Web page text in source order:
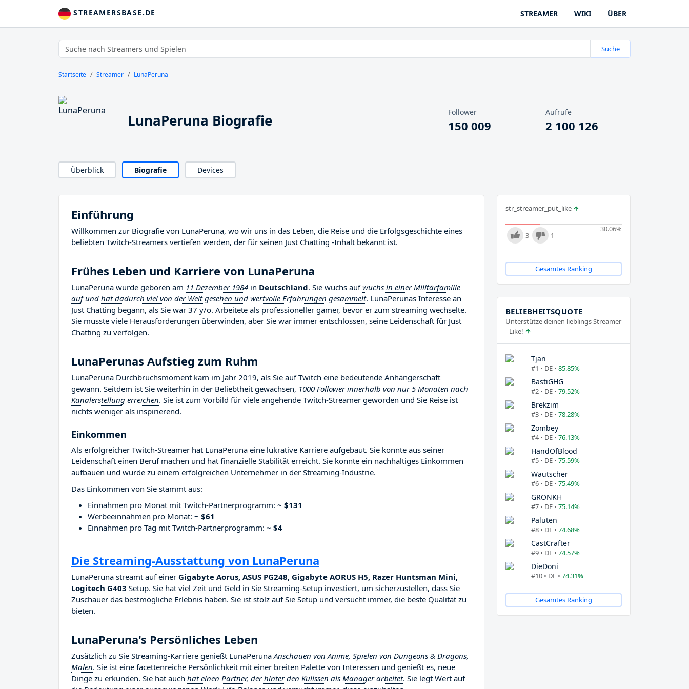
STREAMERSBASE.DE STREAMER WIKI ÜBER
Suche
Startseite Streamer LunaPeruna
LunaPeruna Biografie Follower
150 009
Aufrufe
2 100 126
Überblick Biografie Devices
Einführung
Willkommen zur Biografie von LunaPeruna, wo wir uns in das Leben, die Reise und die Erfolgsgeschichte eines
beliebten Twitch-Streamers vertiefen werden, der für seinen Just Chatting -Inhalt bekannt ist.
Frühes Leben und Karriere von LunaPeruna
LunaPeruna wurde geboren am 11 Dezember 1984 in Deutschland. Sie wuchs aufwuchs in einer Militärfamilie
auf und hat dadurch viel von der Welt gesehen und wertvolle Erfahrungen gesammelt. LunaPerunas Interesse an
Just Chatting begann, als Sie war 37 y/o. Arbeitete als professioneller gamer, bevor er zum streaming wechselte.
Sie musste viele Herausforderungen überwinden, aber Sie war immer entschlossen, seine Leidenschaft für Just
Chatting zu verfolgen.
LunaPerunas Aufstieg zum Ruhm
LunaPeruna Durchbruchsmoment kam im Jahr 2019, als Sie auf Twitch eine bedeutende Anhängerschaft
gewann. Seitdem ist Sie weiterhin in der Beliebtheit gewachsen, 1000 Follower innerhalb von nur 5 Monaten nach
Kanalerstellung erreichen. Sie ist zum Vorbild für viele angehende Twitch-Streamer geworden und Sie Reise ist
nichts weniger als inspirierend.
Einkommen
Als erfolgreicher Twitch-Streamer hat LunaPeruna eine lukrative Karriere aufgebaut. Sie konnte aus seiner
Leidenschaft einen Beruf machen und hat finanzielle Stabilität erreicht. Sie konnte ein nachhaltiges Einkommen
aufbauen und wurde zu einem erfolgreichen Unternehmer in der Streaming-Industrie.
Das Einkommen von Sie stammt aus:
Einnahmen pro Monat mit Twitch-Partnerprogramm: ~ $131
Werbeeinnahmen pro Monat: ~ $61
Einnahmen pro Tag mit Twitch-Partnerprogramm: ~ $4
Die Streaming-Ausstattung von LunaPeruna
LunaPeruna streamt auf einer Gigabyte Aorus, ASUS PG248, Gigabyte AORUS H5, Razer Huntsman Mini,
Logitech G403 Setup. Sie hat viel Zeit und Geld in Sie Streaming-Setup investiert, um sicherzustellen, dass Sie
Zuschauer das bestmögliche Erlebnis haben. Sie ist stolz auf Sie Setup und versucht immer, die beste Qualität zu
bieten.
LunaPeruna's Persönliches Leben
Zusätzlich zu Sie Streaming-Karriere genießt LunaPerunaAnschauen von Anime, Spielen von Dungeons & Dragons,
Malen. Sie ist eine facettenreiche Persönlichkeit mit einer breiten Palette von Interessen und genießt es, neue
Dinge zu erkunden. Sie hat auch hat einen Partner, der hinter den Kulissen als Manager arbeitet. Sie legt Wert auf
str_streamer_put_like
30.06%
3 1
Gesamtes Ranking
BELIEBHEITSQUOTE
Unterstütze deinen lieblings Streamer
- Like!
Tjan
#1 • DE • 85.85%
BastiGHG
#2 • DE • 79.52%
Brekzim
#3 • DE • 78.28%
Zombey
#4 • DE • 76.13%
HandOfBlood
#5 • DE • 75.59%
Wautscher
#6 • DE • 75.49%
GRONKH
#7 • DE • 75.14%
Paluten
#8 • DE • 74.68%
CastCrafter
#9 • DE • 74.57%
DieDoni
#10 • DE • 74.31%
Gesamtes Ranking